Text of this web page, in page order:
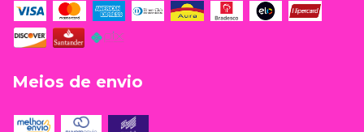
Meios de envio